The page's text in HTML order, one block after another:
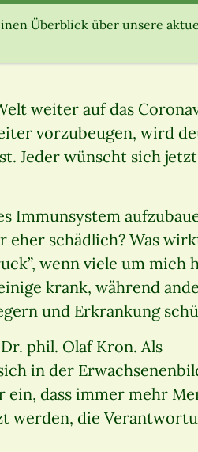
Überblick über unsere
weiter auf das
vorzubeugen, wird
Jeder wünscht sich
Immunsystem
schädlich? Was
wenn viele um mich
krank, während
und Erkrankung
phil. Olaf Kron. Als
in der
dass immer mehr
werden, die